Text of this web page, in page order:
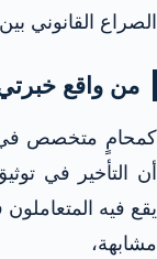
الصراع القانوني
من واقع
أن التأخير في
يقع فيه
مشابهة،